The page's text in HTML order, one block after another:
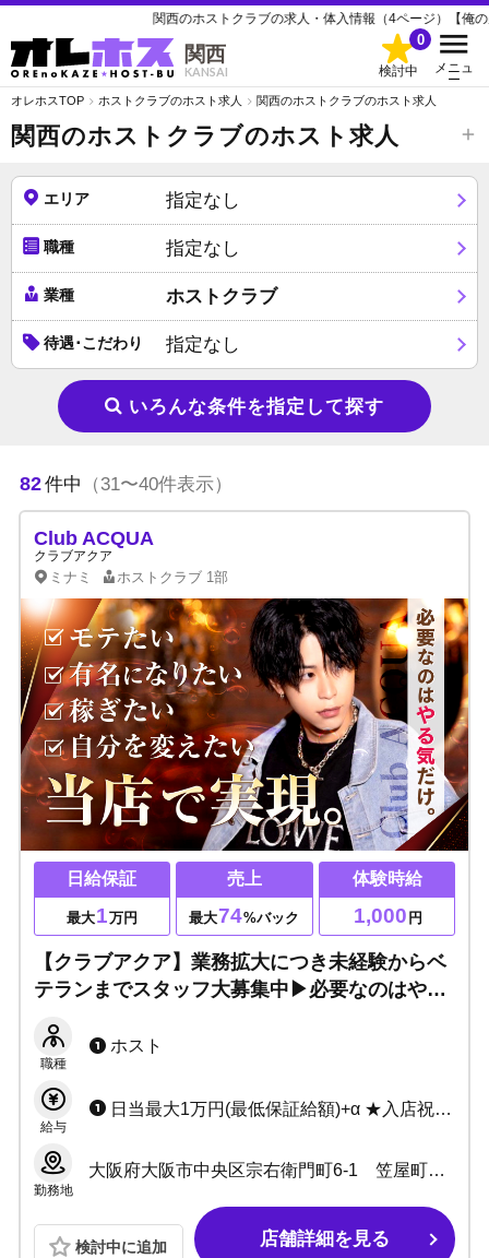
関西のホストクラブの求人・体入情報（4ページ）【俺の風ホスト部 | オレ
関西
KANSAI 検討中
0
メニュ
ー
オレホスTOP ホストクラブのホスト求人 関西のホストクラブのホスト求人
関西のホストクラブのホスト求人
エリア 指定なし
職種 指定なし
業種 ホストクラブ
待遇･こだわり 指定なし
いろんな条件を指定して探す
82件中 （31〜40件表示）
Club ACQUA
クラブアクア
ミナミ ホストクラブ 1部
日給保証
最大1万円
売上
最大74%バック
体験時給
1,000 円
【クラブアクア】業務拡大につき未経験からベ
テランまでスタッフ大募集中▶必要なのはやる
方は当店で夢を実現！
職種
ホスト
給与
日当最大1万円(最低保証給額)+α ★入店祝金あります! 今なら最大30万円支給!!
勤務地
大阪府大阪市中央区宗右衛門町6-1 笠屋町ギャラクシービル4F
検討中に追加 店舗詳細を見る